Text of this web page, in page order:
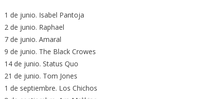
1 de junio. Isabel Pantoja
2 de junio. Raphael
7 de junio. Amaral
9 de junio. The Black Crowes
14 de junio. Status Quo
21 de junio. Tom Jones
1 de septiembre. Los Chichos